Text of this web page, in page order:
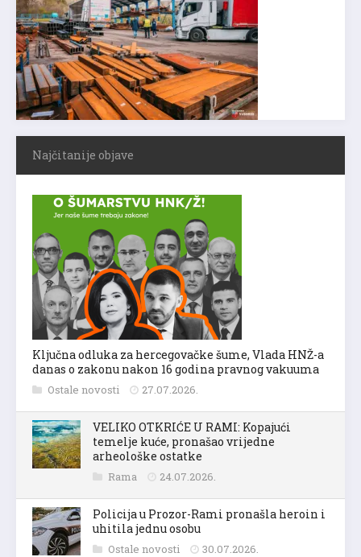
Najčitanije objave
Ključna odluka za hercegovačke šume, Vlada HNŽ-a
danas o zakonu nakon 16 godina pravnog vakuuma
Ostale novosti 27.07.2026.
VELIKO OTKRIĆE U RAMI: Kopajući
temelje kuće, pronašao vrijedne
arheološke ostatke
Rama 24.07.2026.
Policija u Prozor-Rami pronašla heroin i
uhitila jednu osobu
Ostale novosti 30.07.2026.